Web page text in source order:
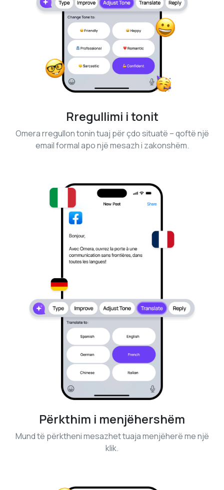
Rregullimi i tonit
Omera rregullon tonin tuaj për çdo situatë – qoftë një
email formal apo një mesazh i zakonshëm.
Përkthim i menjëhershëm
Mund të përktheni mesazhet tuaja menjëherë me një
klik.